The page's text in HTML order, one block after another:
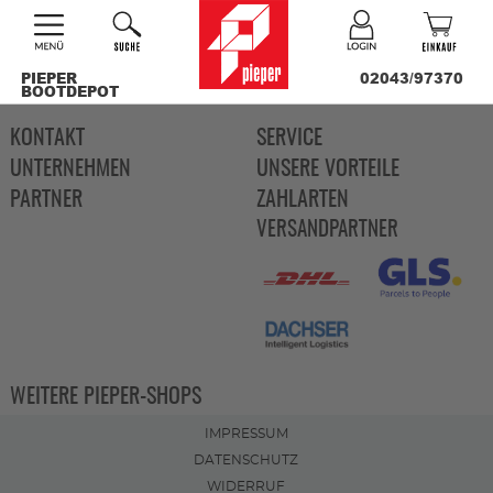
PIEPER
BOOTDEPOT
02043/97370
KONTAKT
UNTERNEHMEN
PARTNER
SERVICE
UNSERE VORTEILE
ZAHLARTEN
VERSANDPARTNER
WEITERE PIEPER-SHOPS
IMPRESSUM
DATENSCHUTZ
WIDERRUF